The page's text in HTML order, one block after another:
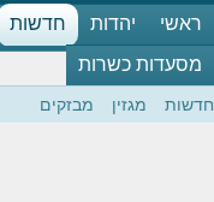
ראשי יהדות חדשות
מסעדות כשרות
חדשות מגזין מבזקים